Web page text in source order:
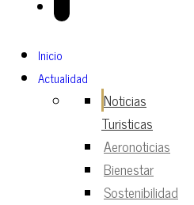
Inicio
Actualidad
Noticias
Turisticas
Aeronoticias
Bienestar
Sostenibilidad